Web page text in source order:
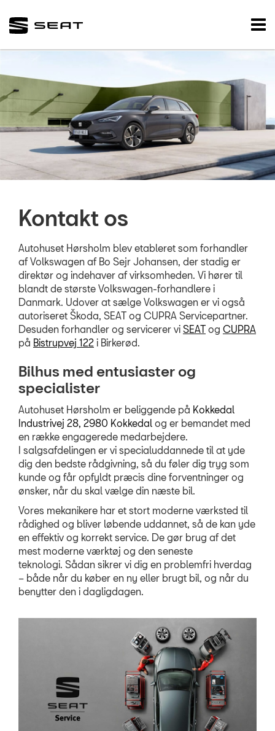
SKADECENTER
TILBEHØR
OM OS
Personale
Kontakt
Kontakt os
Autohuset Hørsholm blev etableret som forhandler
af Volkswagen af Bo Sejr Johansen, der stadig er
direktør og indehaver af virksomheden. Vi hører til
blandt de største Volkswagen-forhandlere i
Danmark. Udover at sælge Volkswagen er vi også
autoriseret Škoda, SEAT og CUPRA Servicepartner.
Desuden forhandler og servicerer vi SEAT og CUPRA
på Bistrupvej 122 i Birkerød.
Bilhus med entusiaster og
specialister
Autohuset Hørsholm er beliggende på Kokkedal
Industrivej 28, 2980 Kokkedal og er bemandet med
en række engagerede medarbejdere.
I salgsafdelingen er vi specialuddannede til at yde
dig den bedste rådgivning, så du føler dig tryg som
kunde og får opfyldt præcis dine forventninger og
ønsker, når du skal vælge din næste bil.
Vores mekanikere har et stort moderne værksted til
rådighed og bliver løbende uddannet, så de kan yde
en effektiv og korrekt service. De gør brug af det
mest moderne værktøj og den seneste
teknologi. Sådan sikrer vi dig en problemfri hverdag
– både når du køber en ny eller brugt bil, og når du
benytter den i dagligdagen.